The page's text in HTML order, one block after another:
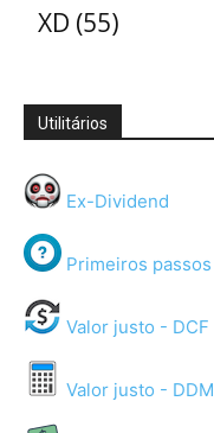
XD (55)
Utilitários
Ex-Dividend
Primeiros passos
Valor justo - DCF
Valor justo - DDM